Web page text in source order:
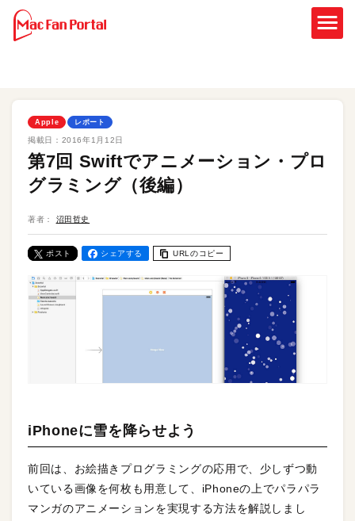
Apple レポート
掲載日： 2016年1月12日
第7回 Swiftでアニメーション・プロ
グラミング（後編）
著者： 沼田哲史
ポスト シェアする URLのコピー
iPhoneに雪を降らせよう
前回は、お絵描きプログラミングの応用で、少しずつ動
いている画像を何枚も用意して、iPhoneの上でパラパラ
マンガのアニメーションを実現する方法を解説しまし